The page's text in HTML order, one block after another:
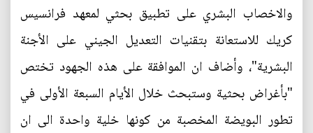
والاخصاب البشري على تطبيق بحثي لمعهد فرانسيس
كريك للاستعانة بتقنيات التعديل الجيني على الأجنة
البشرية"، وأضاف ان الموافقة على هذه الجهود تختص
"بأغراض بحثية وستبحث خلال الأيام السبعة الأولى في
تطور البويضة المخصبة من كونها خلية واحدة الى ان